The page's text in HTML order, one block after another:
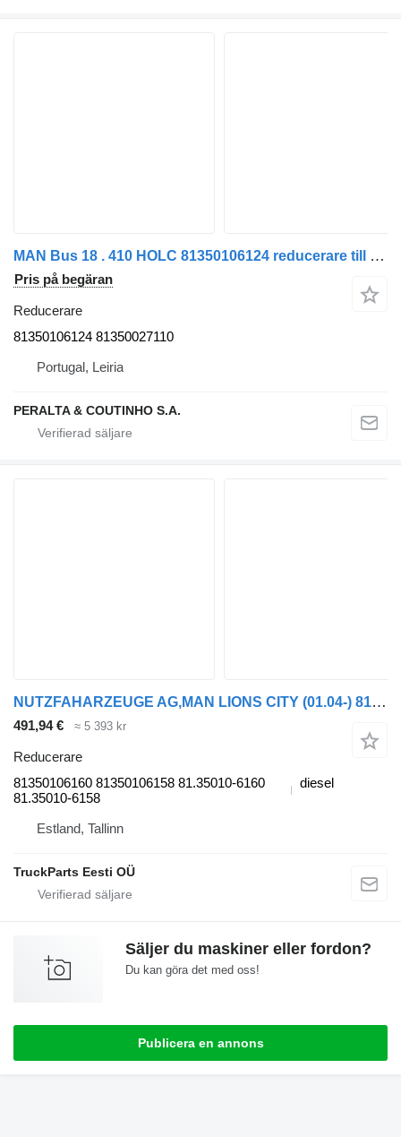
MAN Bus 18 . 410 HOLC 81350106124 reducerare till lastbil
Pris på begäran
Reducerare
81350106124 81350027110
Portugal, Leiria
PERALTA & COUTINHO S.A.
NUTZFAHARZEUGE AG,MAN LIONS CITY (01.04-) 81350106160 reducerare till MAN LIONS CITY (01.04-) buss
491,94 € ≈ 5 393 kr
Reducerare
81350106160 81350106158 81.35010-6160
81.35010-6158
diesel
Estland, Tallinn
TruckParts Eesti OÜ
Säljer du maskiner eller fordon?
Du kan göra det med oss!
Publicera en annons